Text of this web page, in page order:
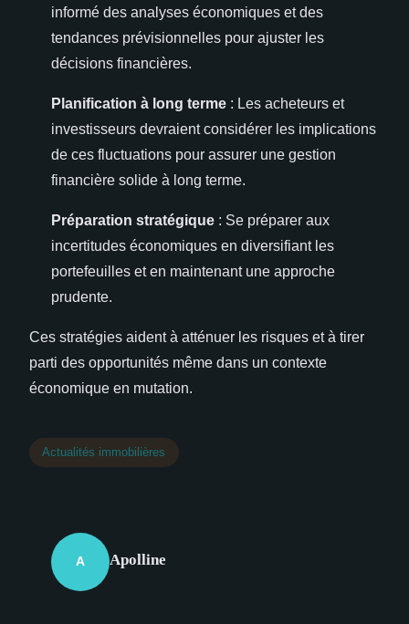
informé des analyses économiques et des
tendances prévisionnelles pour ajuster les
décisions financières.
Planification à long terme : Les acheteurs et
investisseurs devraient considérer les implications
de ces fluctuations pour assurer une gestion
financière solide à long terme.
Préparation stratégique : Se préparer aux
incertitudes économiques en diversifiant les
portefeuilles et en maintenant une approche
prudente.
Ces stratégies aident à atténuer les risques et à tirer
parti des opportunités même dans un contexte
économique en mutation.
Actualités immobilières
A Apolline